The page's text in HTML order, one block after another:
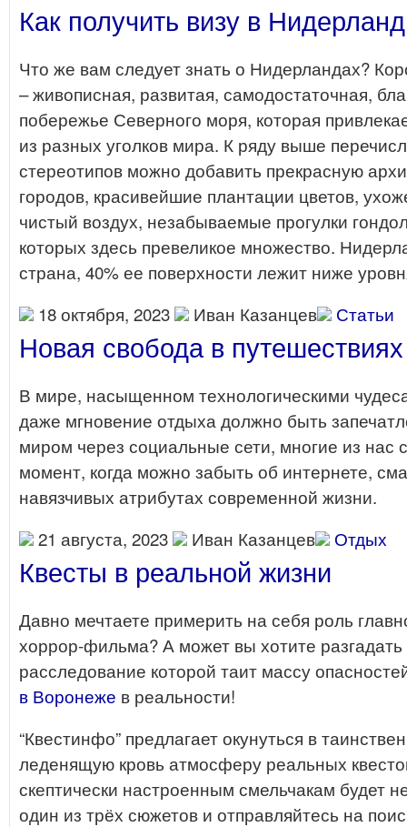
Как получить визу в
Что же вам следует знать о Нидерландах?
– живописная, развитая, самодостаточная,
побережье Северного моря, которая
из разных уголков мира. К ряду выше
стереотипов можно добавить прекрасную
городов, красивейшие плантации цветов,
чистый воздух, незабываемые прогулки
которых здесь превеликое множество.
страна, 40% ее поверхности лежит ниже
18 октября, 2023
Иван Казанцев Статьи
Новая свобода в путешествиях
В мире, насыщенном технологическими
даже мгновение отдыха должно быть
миром через социальные сети, многие из нас
момент, когда можно забыть об интернете,
навязчивых атрибутах современной жизни.
21 августа, 2023
Иван Казанцев Отдых
Квесты в реальной жизни
Давно мечтаете примерить на себя роль
хоррор-фильма? А может вы хотите
расследование которой таит массу
в Воронеже в реальности!
“Квестинфо” предлагает окунуться в
леденящую кровь атмосферу реальных
скептически настроенным смельчакам будет
один из трёх сюжетов и отправляйтесь на